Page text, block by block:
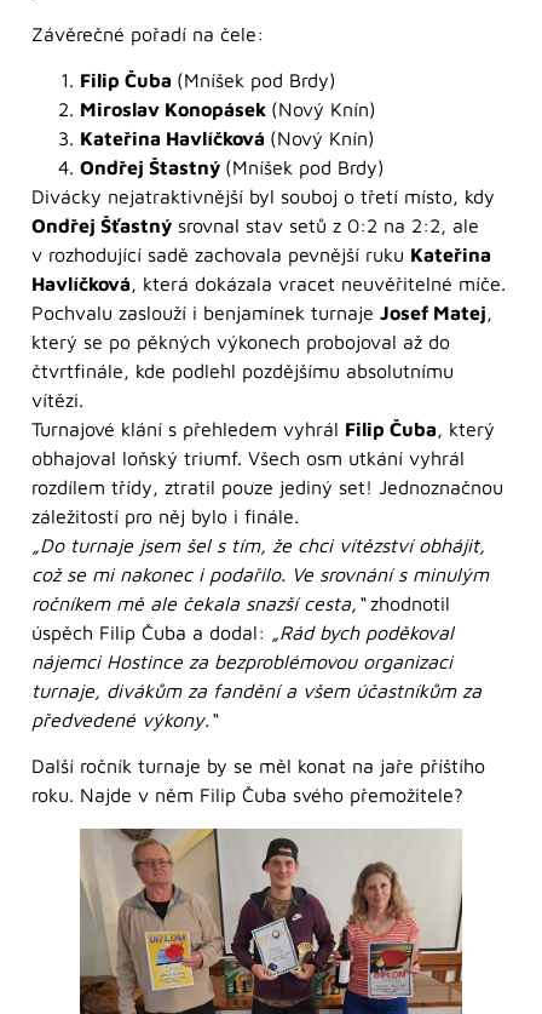
Závěrečné pořadí na čele:
Filip Čuba (Mníšek pod Brdy)
Miroslav Konopásek (Nový Knín)
Kateřina Havlíčková (Nový Knín)
Ondřej Štastný (Mníšek pod Brdy)
Divácky nejatraktivnější byl souboj o třetí místo, kdy
Ondřej Šťastný srovnal stav setů z 0:2 na 2:2, ale
v rozhodující sadě zachovala pevnější ruku Kateřina
Havlíčková, která dokázala vracet neuvěřitelné míče.
Pochvalu zaslouží i benjamínek turnaje Josef Matej,
který se po pěkných výkonech probojoval až do
čtvrtfinále, kde podlehl pozdějšímu absolutnímu
vítězi.
Turnajové klání s přehledem vyhrál Filip Čuba, který
obhajoval loňský triumf. Všech osm utkání vyhrál
rozdílem třídy, ztratil pouze jediný set! Jednoznačnou
záležitostí pro něj bylo i finále.
„Do turnaje jsem šel s tím, že chci vítězství obhájit,
což se mi nakonec i podařilo. Ve srovnání s minulým
ročníkem mě ale čekala snazší cesta,“zhodnotil
úspěch Filip Čuba a dodal: „Rád bych poděkoval
nájemci Hostince za bezproblémovou organizaci
turnaje, divákům za fandění a všem účastníkům za
předvedené výkony.“
Další ročník turnaje by se měl konat na jaře příštího
roku. Najde v něm Filip Čuba svého přemožitele?